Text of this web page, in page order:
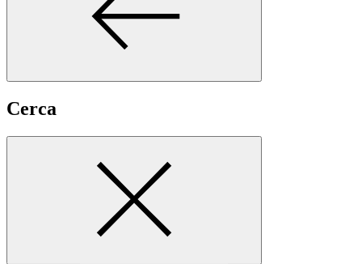
Cerca